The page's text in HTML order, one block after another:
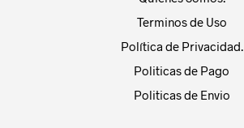
Terminos de Uso
Política de Privacidad.
Politicas de Pago
Politicas de Envio